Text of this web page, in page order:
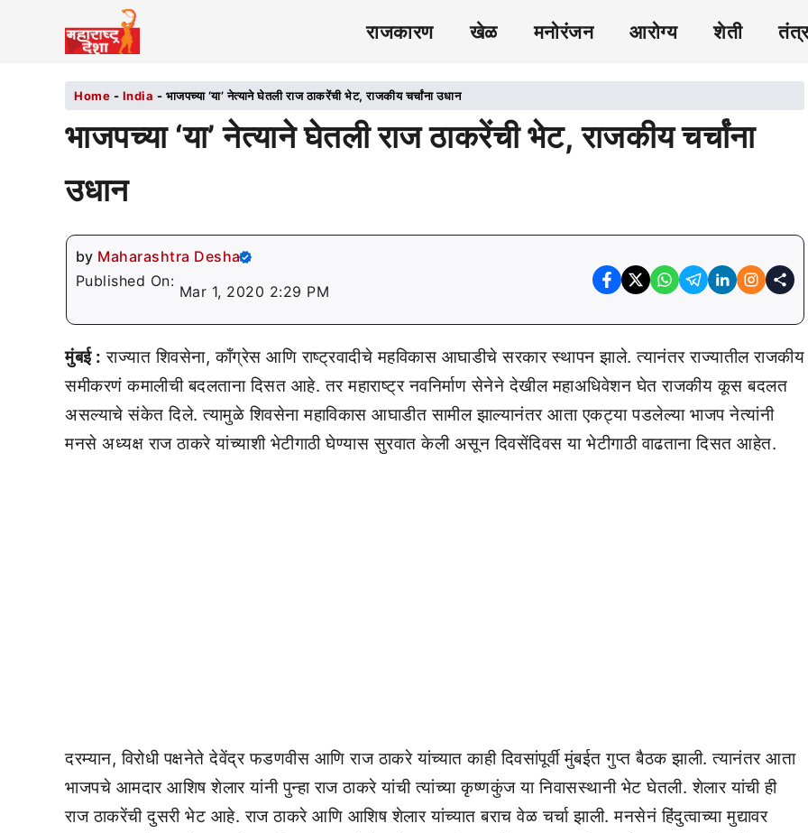
राजकारण खेळ मनोरंजन आरोग्य शेती
Home - India - भाजपच्या ‘या’ नेत्याने घेतली राज ठाकरेंची भेट, राजकीय चर्चांना उधान
भाजपच्या ‘या’ नेत्याने घेतली राज ठाकरेंची भेट, राजकीय चर्चांना
उधान
by Maharashtra Desha
Published On:
Mar 1, 2020 2:29 PM
मुंबई : राज्यात शिवसेना, कॉंग्रेस आणि राष्ट्रवादीचे महविकास आघाडीचे सरकार स्थापन झाले. त्यानंतर राज्यातील राजकीय
समीकरणं कमालीची बदलताना दिसत आहे. तर महाराष्ट्र नवनिर्माण सेनेने देखील महाअधिवेशन घेत राजकीय कूस बदलत
असल्याचे संकेत दिले. त्यामुळे शिवसेना महाविकास आघाडीत सामील झाल्यानंतर आता एकट्या पडलेल्या भाजप नेत्यांनी
मनसे अध्यक्ष राज ठाकरे यांच्याशी भेटीगाठी घेण्यास सुरवात केली असून दिवसेंदिवस या भेटीगाठी वाढताना दिसत आहेत.
दरम्यान, विरोधी पक्षनेते देवेंद्र फडणवीस आणि राज ठाकरे यांच्यात काही दिवसांपूर्वी मुंबईत गुप्त बैठक झाली. त्यानंतर आता
भाजपचे आमदार आशिष शेलार यांनी पुन्हा राज ठाकरे यांची त्यांच्या कृष्णकुंज या निवासस्थानी भेट घेतली. शेलार यांची ही
राज ठाकरेंची दुसरी भेट आहे. राज ठाकरे आणि आशिष शेलार यांच्यात बराच वेळ चर्चा झाली. मनसेनं हिंदुत्वाच्या मुद्यावर